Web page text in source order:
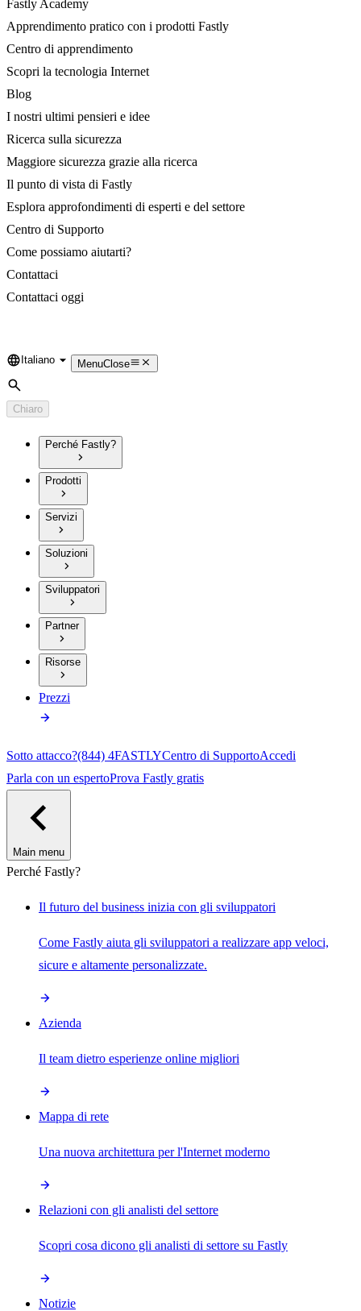
Fastly Academy
Apprendimento pratico con i prodotti Fastly
Centro di apprendimento
Scopri la tecnologia Internet
Blog
I nostri ultimi pensieri e idee
Ricerca sulla sicurezza
Maggiore sicurezza grazie alla ricerca
Il punto di vista di Fastly
Esplora approfondimenti di esperti e del settore
Centro di Supporto
Come possiamo aiutarti?
Contattaci
Contattaci oggi
Language
Italiano MenuClose
Cerca
Chiaro
Perché Fastly?
Prodotti
Servizi
Soluzioni
Sviluppatori
Partner
Risorse
Prezzi
Sotto attacco?(844) 4FASTLYCentro di SupportoAccedi
Parla con un espertoProva Fastly gratis
Main menu
Perché Fastly?
Il futuro del business inizia con gli sviluppatori
Come Fastly aiuta gli sviluppatori a realizzare app veloci,
sicure e altamente personalizzate.
Azienda
Il team dietro esperienze online migliori
Mappa di rete
Una nuova architettura per l'Internet moderno
Relazioni con gli analisti del settore
Scopri cosa dicono gli analisti di settore su Fastly
Notizie